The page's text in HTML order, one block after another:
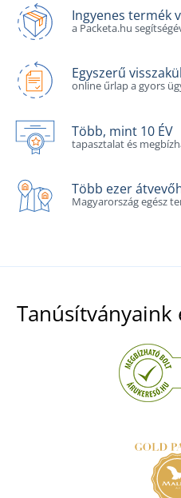
Ingyenes termék
a Packeta.hu
Egyszerű
online űrlap a gyors
Több, mint 10 ÉV
tapasztalat és
Több ezer
Magyarország egész